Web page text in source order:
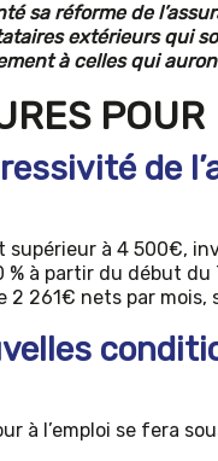
sa réforme de
extérieurs qui
à celles qui
de
à 4 500€,
à partir du début du
261€ nets par mois,
à l’emploi se fera